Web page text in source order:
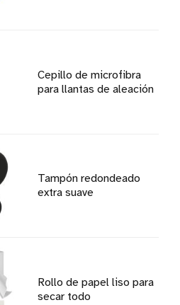
Cepillo de microfibra
para llantas de aleación
Tampón redondeado
extra suave
Rollo de papel liso para
secar todo